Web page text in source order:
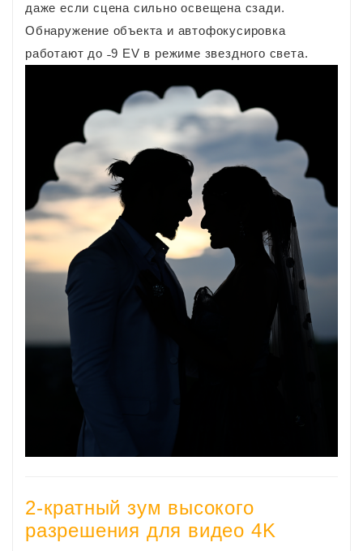
даже если сцена сильно освещена сзади.
Обнаружение объекта и автофокусировка
работают до ˗9 EV в режиме звездного света.
2-кратный зум высокого
разрешения для видео 4K